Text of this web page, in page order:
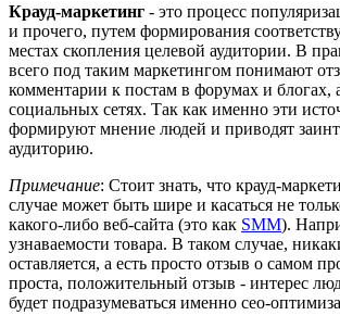
Крауд-маркетинг - это процесс
и прочего, путем формирования
местах скопления целевой аудитории. В
всего под таким маркетингом понимают
комментарии к постам в форумах и блогах,
социальных сетях. Так как именно эти
формируют мнение людей и приводят
аудиторию.
Примечание: Стоит знать, что крауд-
случае может быть шире и касаться не
какого-либо веб-сайта (это как SMM).
узнаваемости товара. В таком случае,
оставляется, а есть просто отзыв о самом
проста, положительный отзыв - интерес
будет подразумеваться именно сео-